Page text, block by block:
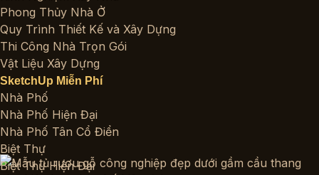
Phong Thủy Nhà Ở
Quy Trình Thiết Kế và Xây Dựng
Thi Công Nhà Trọn Gói
Vật Liệu Xây Dựng
SketchUp Miễn Phí
Nhà Phố
Nhà Phố Hiện Đại
Nhà Phố Tân Cổ Điển
Biệt Thự
Biệt Thự Hiện Đại